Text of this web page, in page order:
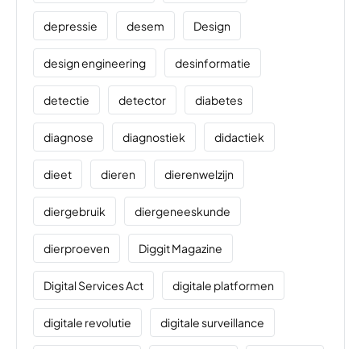
depressie desem Design
design engineering desinformatie
detectie detector diabetes
diagnose diagnostiek didactiek
dieet dieren dierenwelzijn
diergebruik diergeneeskunde
dierproeven Diggit Magazine
Digital Services Act digitale platformen
digitale revolutie digitale surveillance